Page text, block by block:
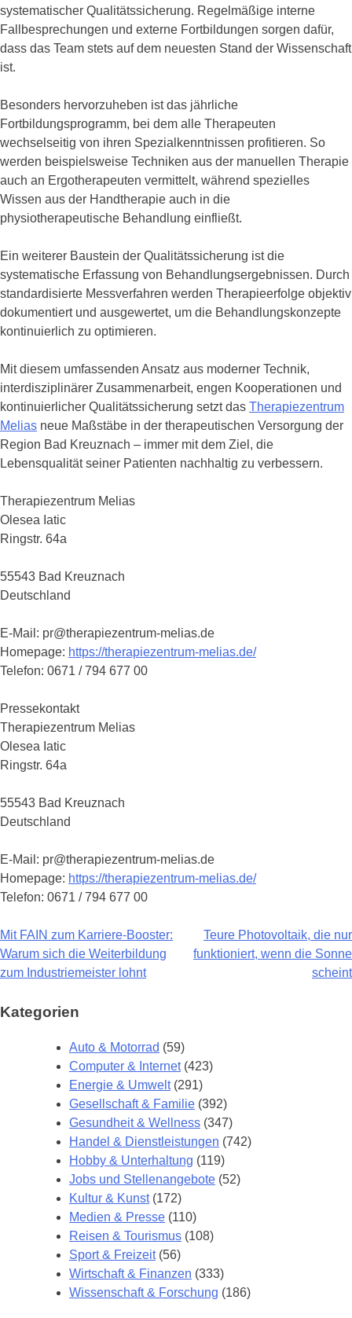
systematischer Qualitätssicherung. Regelmäßige interne
Fallbesprechungen und externe Fortbildungen sorgen dafür,
dass das Team stets auf dem neuesten Stand der Wissenschaft
ist.
Besonders hervorzuheben ist das jährliche
Fortbildungsprogramm, bei dem alle Therapeuten
wechselseitig von ihren Spezialkenntnissen profitieren. So
werden beispielsweise Techniken aus der manuellen Therapie
auch an Ergotherapeuten vermittelt, während spezielles
Wissen aus der Handtherapie auch in die
physiotherapeutische Behandlung einfließt.
Ein weiterer Baustein der Qualitätssicherung ist die
systematische Erfassung von Behandlungsergebnissen. Durch
standardisierte Messverfahren werden Therapieerfolge objektiv
dokumentiert und ausgewertet, um die Behandlungskonzepte
kontinuierlich zu optimieren.
Mit diesem umfassenden Ansatz aus moderner Technik,
interdisziplinärer Zusammenarbeit, engen Kooperationen und
kontinuierlicher Qualitätssicherung setzt das Therapiezentrum
Melias neue Maßstäbe in der therapeutischen Versorgung der
Region Bad Kreuznach – immer mit dem Ziel, die
Lebensqualität seiner Patienten nachhaltig zu verbessern.
Therapiezentrum Melias
Olesea Iatic
Ringstr. 64a
55543 Bad Kreuznach
Deutschland
E-Mail: pr@therapiezentrum-melias.de
Homepage: https://therapiezentrum-melias.de/
Telefon: 0671 / 794 677 00
Pressekontakt
Therapiezentrum Melias
Olesea Iatic
Ringstr. 64a
55543 Bad Kreuznach
Deutschland
E-Mail: pr@therapiezentrum-melias.de
Homepage: https://therapiezentrum-melias.de/
Telefon: 0671 / 794 677 00
Beitragsnavigation
Mit FAIN zum Karriere-Booster:
Warum sich die Weiterbildung
zum Industriemeister lohnt
Teure Photovoltaik, die nur
funktioniert, wenn die Sonne
scheint
Kategorien
Auto & Motorrad (59)
Computer & Internet(423)
Energie & Umwelt(291)
Gesellschaft & Familie (392)
Gesundheit & Wellness (347)
Handel & Dienstleistungen (742)
Hobby & Unterhaltung (119)
Jobs und Stellenangebote (52)
Kultur & Kunst(172)
Medien & Presse (110)
Reisen & Tourismus (108)
Sport & Freizeit(56)
Wirtschaft & Finanzen (333)
Wissenschaft & Forschung (186)